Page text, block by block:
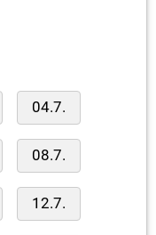
04.7.
08.7.
12.7.